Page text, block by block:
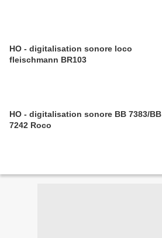
HO - digitalisation sonore loco
fleischmann BR103
HO - digitalisation sonore BB 7383/BB
7242 Roco